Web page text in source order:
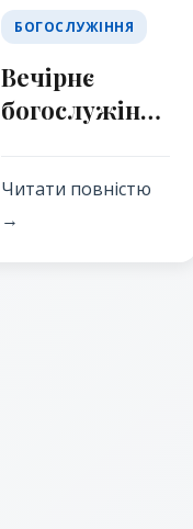
БОГОСЛУЖІННЯ
Вечірнє
богослужіння
свята Різдва
Читати повністю
→